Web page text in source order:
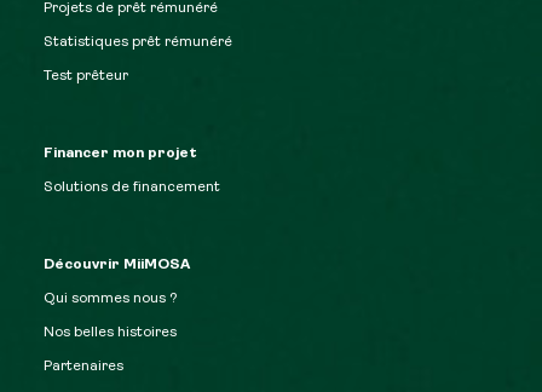
Projets de prêt rémunéré
Statistiques prêt rémunéré
Test prêteur
Financer mon projet
Solutions de financement
Découvrir MiiMOSA
Qui sommes nous ?
Nos belles histoires
Partenaires